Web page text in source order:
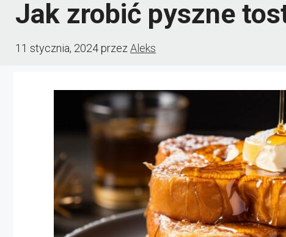
Jak zrobić pyszne
11 stycznia, 2024przezAleks